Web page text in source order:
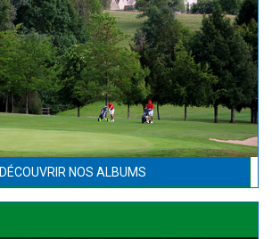
DÉCOUVRIR NOS ALBUMS